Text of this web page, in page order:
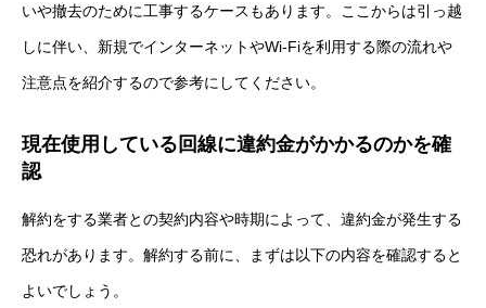
いや撤去のために工事するケースもあります。ここからは引っ越
しに伴い、新規でインターネットやWi-Fiを利用する際の流れや
注意点を紹介するので参考にしてください。
現在使用している回線に違約金がかかるのかを確
認
解約をする業者との契約内容や時期によって、違約金が発生する
恐れがあります。解約する前に、まずは以下の内容を確認すると
よいでしょう。